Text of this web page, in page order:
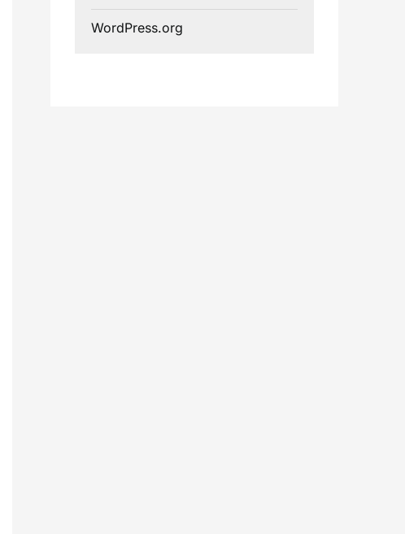
WordPress.org